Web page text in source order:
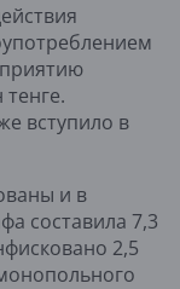
вступило в
и в
составила 7,3
2,5